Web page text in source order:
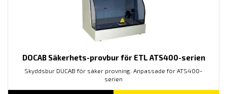
DOCAB Säkerhets-provbur för ETL ATS400-serien
Skyddsbur DUCAB för säker provning. Anpassade för ATS400-
serien